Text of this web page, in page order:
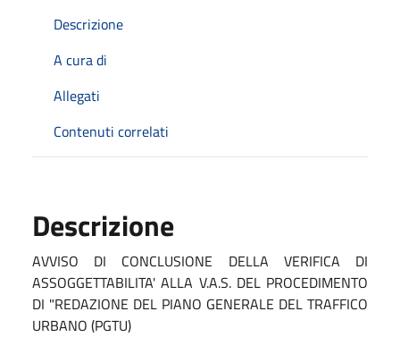
Descrizione
A cura di
Allegati
Contenuti correlati
Descrizione
AVVISO DI CONCLUSIONE DELLA VERIFICA DI
ASSOGGETTABILITA' ALLA V.A.S. DEL PROCEDIMENTO
DI "REDAZIONE DEL PIANO GENERALE DEL TRAFFICO
URBANO (PGTU)